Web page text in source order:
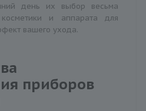
день их выбор весьма
и аппарата для
вашего ухода.
приборов